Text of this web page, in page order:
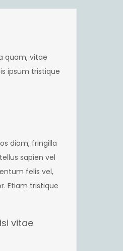
quam, vitae
ipsum tristique
diam, fringilla
sapien vel
felis vel,
Etiam tristique
vitae